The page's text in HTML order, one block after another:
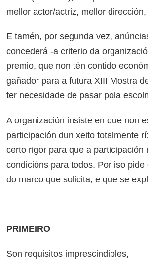
mellor actor/actriz, mellor
E tamén, por segunda vez,
concederá -a criterio da
premio, que non tén contido
gañador para a futura XIII Mostra
ter necesidade de pasar pola
A organización insiste en que non
participación dun xeito totalmente
certo rigor para que a
condicións para todos. Por iso
do marco que solicita, e que se
PRIMEIRO
Son requisitos imprescindibles,